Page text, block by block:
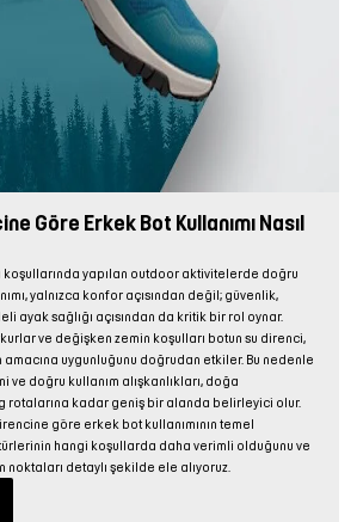
Göre Erkek Bot Kullanımı Nasıl
koşullarında yapılan outdoor aktivitelerde doğru
yalnızca konfor açısından değil; güvenlik,
ayak sağlığı açısından da kritik bir rol oynar.
ve değişken zemin koşulları botun su direnci,
amacına uygunluğunu doğrudan etkiler. Bu nedenle
ve doğru kullanım alışkanlıkları, doğa
rotalarına kadar geniş bir alanda belirleyici olur.
göre erkek bot kullanımının temel
hangi koşullarda daha verimli olduğunu ve
detaylı şekilde ele alıyoruz.